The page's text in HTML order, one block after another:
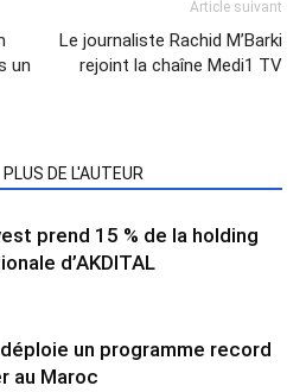
un
Article suivant
Le journaliste Rachid M’Barki
rejoint la chaîne Medi1 TV
PLUS DE L'AUTEUR
prend 15 % de la holding
d’AKDITAL
un programme record
au Maroc